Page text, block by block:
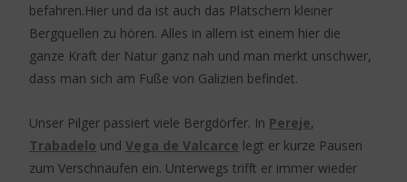
befahren.Hier und da ist auch das Plätschern kleiner
Bergquellen zu hören. Alles in allem ist einem hier die
ganze Kraft der Natur ganz nah und man merkt unschwer,
dass man sich am Fuße von Galizien befindet.
Unser Pilger passiert viele Bergdörfer. In Pereje,
Trabadelo und Vega de Valcarce legt er kurze Pausen
zum Verschnaufen ein. Unterwegs trifft er immer wieder